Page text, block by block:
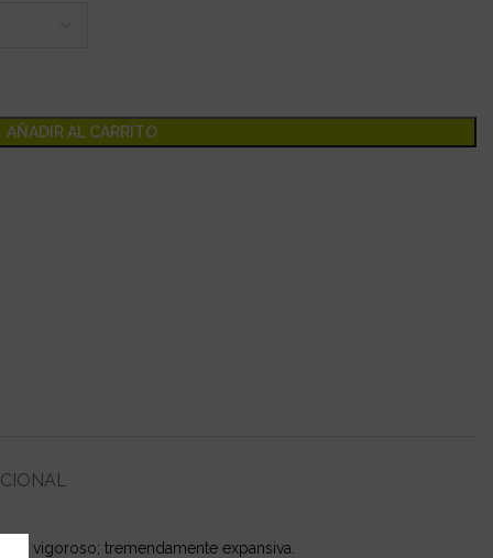
AÑADIR AL CARRITO
vigoroso; tremendamente expansiva.